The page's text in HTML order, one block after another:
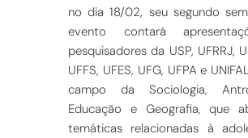
no dia 18/02, seu segundo
evento contará
pesquisadores da USP, UFRRJ,
UFFS, UFES, UFG, UFPA e
campo da Sociologia,
Educação e Geografia, que
temáticas relacionadas à